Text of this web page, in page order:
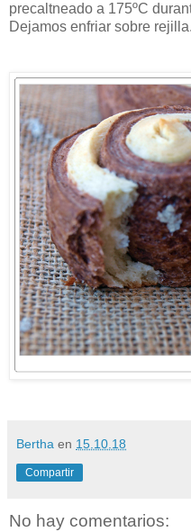
precaltneado a 175ºC
Dejamos enfriar sobre rejilla.
Bertha en 15.10.18
Compartir
No hay comentarios: